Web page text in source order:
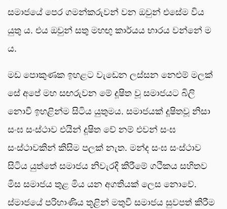
සමාජයේ පෙර ගමන්කරුවන් වන ඔවුන් එසේම විය
යුතු ය. එය ඔවුන් සතු මහඟු කාර්යය භාරය වන්නේ ම
ය.
මඩ පොකුණක ඉහළට වැඩෙන ලස්සන නෙළුම් මලක්
සේ අපේ මහ සඟරුවන මේ දූෂිත වූ සමාජයට බිලි
නොවී ඉහළින්ම සිටිය යුතුමය. සමාජයක් දූෂිතවූ නිසා
සංඝ සංස්ථාව එයින් දූෂිත වේ නම් එවන් සංඝ
සංස්ථාවකින් කිසිම පලක් නැත. මන්ද සංඝ සංස්ථාව
සිටිය යුත්තේ සමාජය නිවැරදි කිරීමේ ගථිකය සහිතව
මිස සමාජය තුළ මිය යන අගතියක් ලෙස නොවේ.
ස්මාජයේ පරිහාණිය තූළින් මතුවී සමාජය සුවපත් කිරීම